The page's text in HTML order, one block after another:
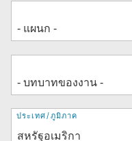
ที่
อยู่
ประเทศ/ภูมิภาค